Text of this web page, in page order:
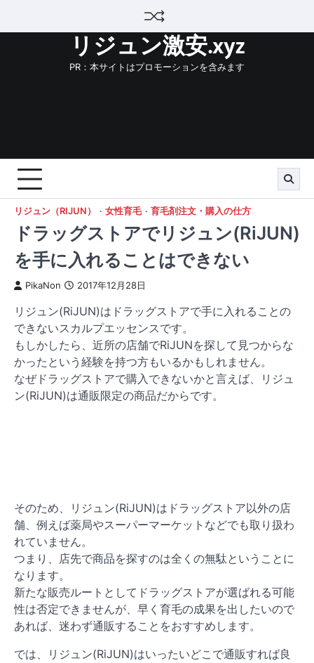
リジュン激安.xyz
PR：本サイトはプロモーションを含みます
リジュン（RIJUN） 女性育毛 育毛剤注文・購入の仕方
ドラッグストアでリジュン(RiJUN)
を手に入れることはできない
PikaNon 2017年12月28日
リジュン(RiJUN)はドラッグストアで手に入れることの
できないスカルプエッセンスです。
もしかしたら、近所の店舗でRiJUNを探して見つからな
かったという経験を持つ方もいるかもしれません。
なぜドラッグストアで購入できないかと言えば、リジュ
ン(RiJUN)は通販限定の商品だからです。
そのため、リジュン(RiJUN)はドラッグストア以外の店
舗、例えば薬局やスーパーマーケットなどでも取り扱わ
れていません。
つまり、店先で商品を探すのは全くの無駄ということに
なります。
新たな販売ルートとしてドラッグストアが選ばれる可能
性は否定できませんが、早く育毛の成果を出したいので
あれば、迷わず通販することをおすすめします。
では、リジュン(RiJUN)はいったいどこで通販すれば良